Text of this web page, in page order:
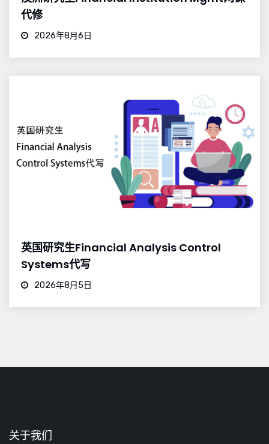
代修
2026年8月6日
英国研究生Financial Analysis Control
Systems代写
2026年8月5日
关于我们